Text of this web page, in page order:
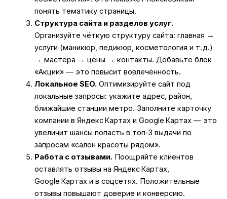
понять тематику страницы.
Структура сайта и разделов услуг.
Организуйте чёткую структуру сайта: главная →
услуги (маникюр, педикюр, косметология и т. д.)
→ мастера → цены → контакты. Добавьте блок
«Акции» — это повысит вовлечённость.
Локальное SEO. Оптимизируйте сайт под
локальные запросы: укажите адрес, район,
ближайшие станции метро. Заполните карточку
компании в Яндекс Картах и Google Картах — это
увеличит шансы попасть в топ‑3 выдачи по
запросам «салон красоты рядом».
Работа с отзывами. Поощряйте клиентов
оставлять отзывы на Яндекс Картах,
Google Картах и в соцсетях. Положительные
отзывы повышают доверие и конверсию.